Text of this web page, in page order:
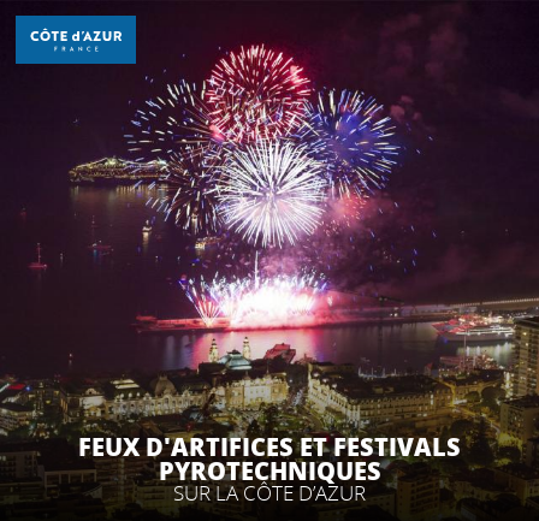
Aller
contenu
DÉCOUVRIR
À FAIRE
SÉJOURNER
FEUX D'ARTIFICES ET FESTIVALS
PYROTECHNIQUES
SUR LA CÔTE D’AZUR